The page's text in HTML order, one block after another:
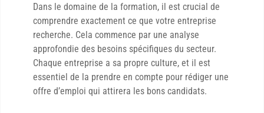
Dans le domaine de la formation, il est crucial de
comprendre exactement ce que votre entreprise
recherche. Cela commence par une analyse
approfondie des besoins spécifiques du secteur.
Chaque entreprise a sa propre culture, et il est
essentiel de la prendre en compte pour rédiger une
offre d’emploi qui attirera les bons candidats.